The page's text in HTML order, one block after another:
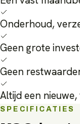
Onderhoud,
Geen grote
Geen
Altijd een
SPECIFICATIES